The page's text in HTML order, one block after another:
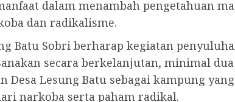
dalam menambah pengetahuan
dan radikalisme.
Batu Sobri berharap kegiatan
secara berkelanjutan, minimal
Desa Lesung Batu sebagai kampung
narkoba serta paham radikal.